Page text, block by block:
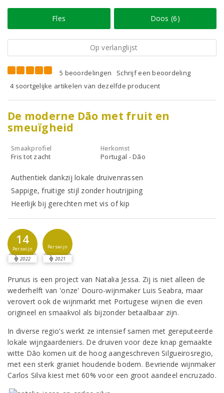
Fles Doos (6)
Op verlanglijst
5 beoordelingen
Schrijf een beoordeling
4 soortgelijke artikelen van dezelfde producent
De moderne Dão met fruit en
smeuïgheid
Smaakprofiel
Fris tot zacht
Herkomst
Portugal - Dão
Authentiek dankzij lokale druivenrassen
Sappige, fruitige stijl zonder houtrijping
Heerlijk bij gerechten met vis of kip
14
Perswijn
2022
Perswijn
2021
Prunus is een project van Natalia Jessa. Zij is niet alleen de
wederhelft van 'onze' Douro-wijnmaker Luis Seabra, maar
verovert ook de wijnmarkt met Portugese wijnen die even
origineel en smaakvol als bijzonder betaalbaar zijn.
In diverse regio’s werkt ze intensief samen met gereputeerde
lokale wijngaardeniers. De druiven voor deze knap gemaakte
witte Dão komen uit de hoog aangeschreven Silgueirosregio,
met een sterk graniet houdende bodem. Bevriende wijnmaker
Carlos Silva kiest met 60% voor een groot aandeel encruzado.